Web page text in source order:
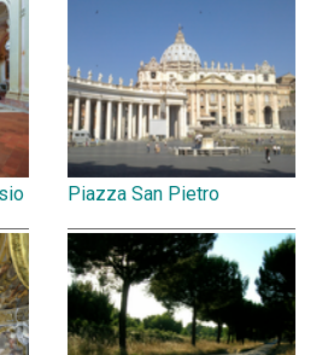
Piazza San Pietro